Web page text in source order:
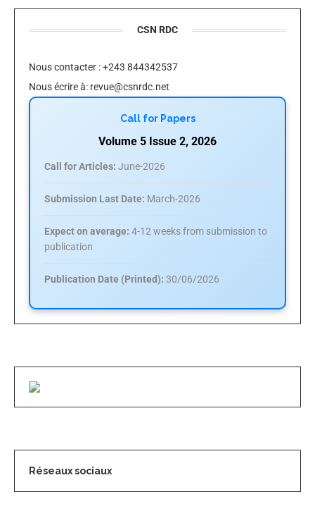
CSN RDC
Nous contacter : +243 844342537
Nous écrire à: revue@csnrdc.net
Call for Papers
Volume 5 Issue 2, 2026
Call for Articles: June-2026
Submission Last Date: March-2026
Expect on average: 4-12 weeks from submission to
publication
Publication Date (Printed): 30/06/2026
Réseaux sociaux